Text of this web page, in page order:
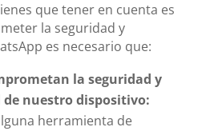
que tener en cuenta es
la seguridad y
es necesario que:
la seguridad y
de nuestro dispositivo:
herramienta de